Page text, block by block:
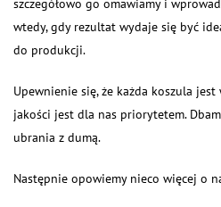
szczegółowo go omawiamy i
wtedy, gdy rezultat wydaje się być
do produkcji.
Upewnienie się, że każda koszula
jakości jest dla nas priorytetem.
ubrania z dumą.
Następnie opowiemy nieco więcej o